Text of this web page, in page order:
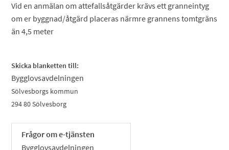
Vid en anmälan om attefallsåtgärder krävs ett granneintyg
om er byggnad/åtgärd placeras närmre grannens tomtgräns
än 4,5 meter
Skicka blanketten till:
Bygglovsavdelningen
Sölvesborgs kommun
294 80 Sölvesborg
Frågor om e-tjänsten
Bygglovsavdelningen